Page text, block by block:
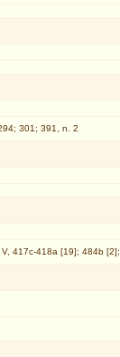
301; 391, n. 2
417c-418a [19]; 484b